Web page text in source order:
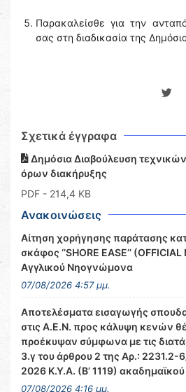
Παρακαλείσθε για την
σας στη διαδικασία της
Σχετικά έγγραφα
Δημόσια Διαβούλευση
όρων διακήρυξης
PDF - 214,4 KB
Ανακοινώσεις
Αίτηση χορήγησης παράτασης
σκάφος ‘’SHORE EASE’’
Αγγλικού Νηογνώμονα
07/08/2026 4:57 μμ.
Αποτελέσματα εισαγωγής
στις Α.Ε.Ν. προς κάλυψη κενών
προέκυψαν σύμφωνα με τις
3.γ του άρθρου 2 της Αρ.:
2026 Κ.Υ.Α. (Β’ 1119)
07/08/2026 4:16 μμ.